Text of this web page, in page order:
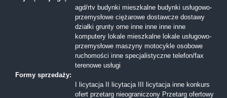
agd/rtv budynki mieszkalne budynki usługowo-
przemysłowe ciężarowe dostawcze dostawy
działki grunty orne inne inne inne inne
komputery lokale mieszkalne lokale usługowo-
przemysłowe maszyny motocykle osobowe
ruchomości inne specjalistyczne telefon/fax
terenowe usługi
Formy sprzedaży:
I licytacja II licytacja III licytacja inne konkurs
ofert przetarg nieograniczony Przetarg ofertowy